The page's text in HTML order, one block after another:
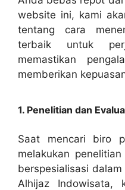
website ini, kami
tentang cara
terbaik untuk
memastikan
memberikan
1. Penelitian dan
Saat mencari biro
melakukan
berspesialisasi
Alhijaz Indowisata,